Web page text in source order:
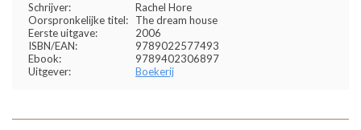
Schrijver:
Rachel Hore
Oorspronkelijke titel:
The dream house
Eerste uitgave:
2006
ISBN/EAN:
9789022577493
Ebook:
9789402306897
Uitgever:
Boekerij